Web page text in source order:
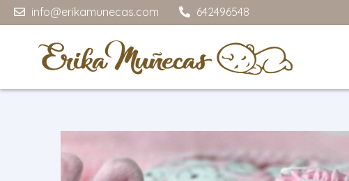
info@erikamunecas.com 642496548